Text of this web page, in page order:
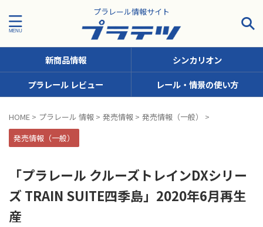
プラレール情報サイト
タグで探す！
JR九州
JR北海道
MODEROID OTシリーズ（おしゃべりトーマス）
新商品情報
シンカリオン
プラレール レビュー
レール・情景の使い方
HOME > プラレール 情報 > 発売情報 > 発売情報（一般）
>
発売情報（一般）
「プラレール クルーズトレインDXシリー
ズ TRAIN SUITE四季島」2020年6月再生
産